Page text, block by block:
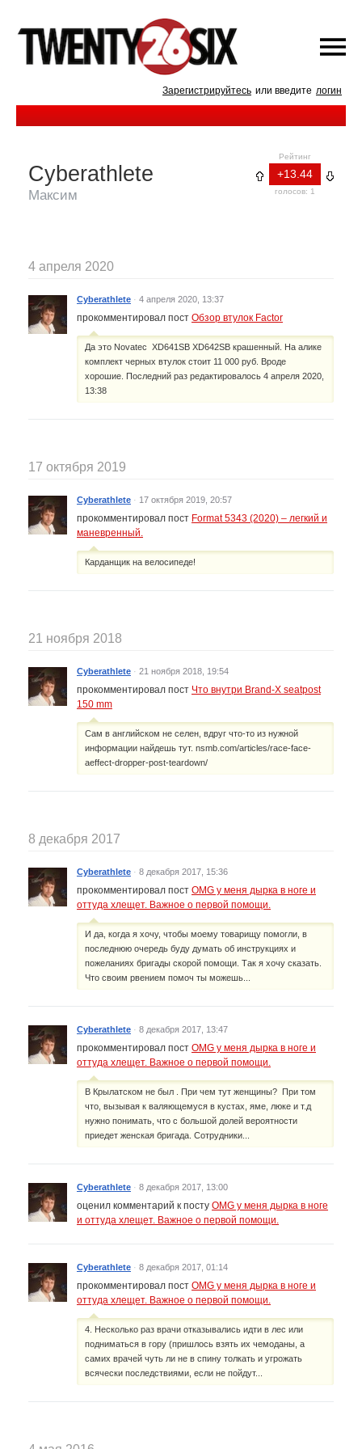
Зарегистрируйтесь или введите логин
Рейтинг
+13.44
голосов: 1
Cyberathlete
Максим
4 апреля 2020
Cyberathlete · 4 апреля 2020, 13:37
прокомментировал пост Обзор втулок Factor
Да это Novatec XD641SB XD642SB крашенный. На алике
комплект черных втулок стоит 11 000 руб. Вроде
хорошие. Последний раз редактировалось 4 апреля 2020,
13:38
17 октября 2019
Cyberathlete · 17 октября 2019, 20:57
прокомментировал пост Format 5343 (2020) – легкий и
маневренный.
Карданщик на велосипеде!
21 ноября 2018
Cyberathlete · 21 ноября 2018, 19:54
прокомментировал пост Что внутри Brand-X seatpost
150 mm
Сам в английском не селен, вдруг что-то из нужной
информации найдешь тут. nsmb.com/articles/race-face-
aeffect-dropper-post-teardown/
8 декабря 2017
Cyberathlete · 8 декабря 2017, 15:36
прокомментировал пост OMG у меня дырка в ноге и
оттуда хлещет. Важное о первой помощи.
И да, когда я хочу, чтобы моему товарищу помогли, в
последнюю очередь буду думать об инструкциях и
пожеланиях бригады скорой помощи. Так я хочу сказать.
Что своим рвением помоч ты можешь...
Cyberathlete · 8 декабря 2017, 13:47
прокомментировал пост OMG у меня дырка в ноге и
оттуда хлещет. Важное о первой помощи.
В Крылатском не был . При чем тут женщины? При том
что, вызывая к валяющемуся в кустах, яме, люке и т.д
нужно понимать, что с большой долей вероятности
приедет женская бригада. Сотрудники...
Cyberathlete · 8 декабря 2017, 13:00
оценил комментарий к посту OMG у меня дырка в ноге
и оттуда хлещет. Важное о первой помощи.
Cyberathlete · 8 декабря 2017, 01:14
прокомментировал пост OMG у меня дырка в ноге и
оттуда хлещет. Важное о первой помощи.
4. Несколько раз врачи отказывались идти в лес или
подниматься в гору (пришлось взять их чемоданы, а
самих врачей чуть ли не в спину толкать и угрожать
всячески последствиями, если не пойдут...